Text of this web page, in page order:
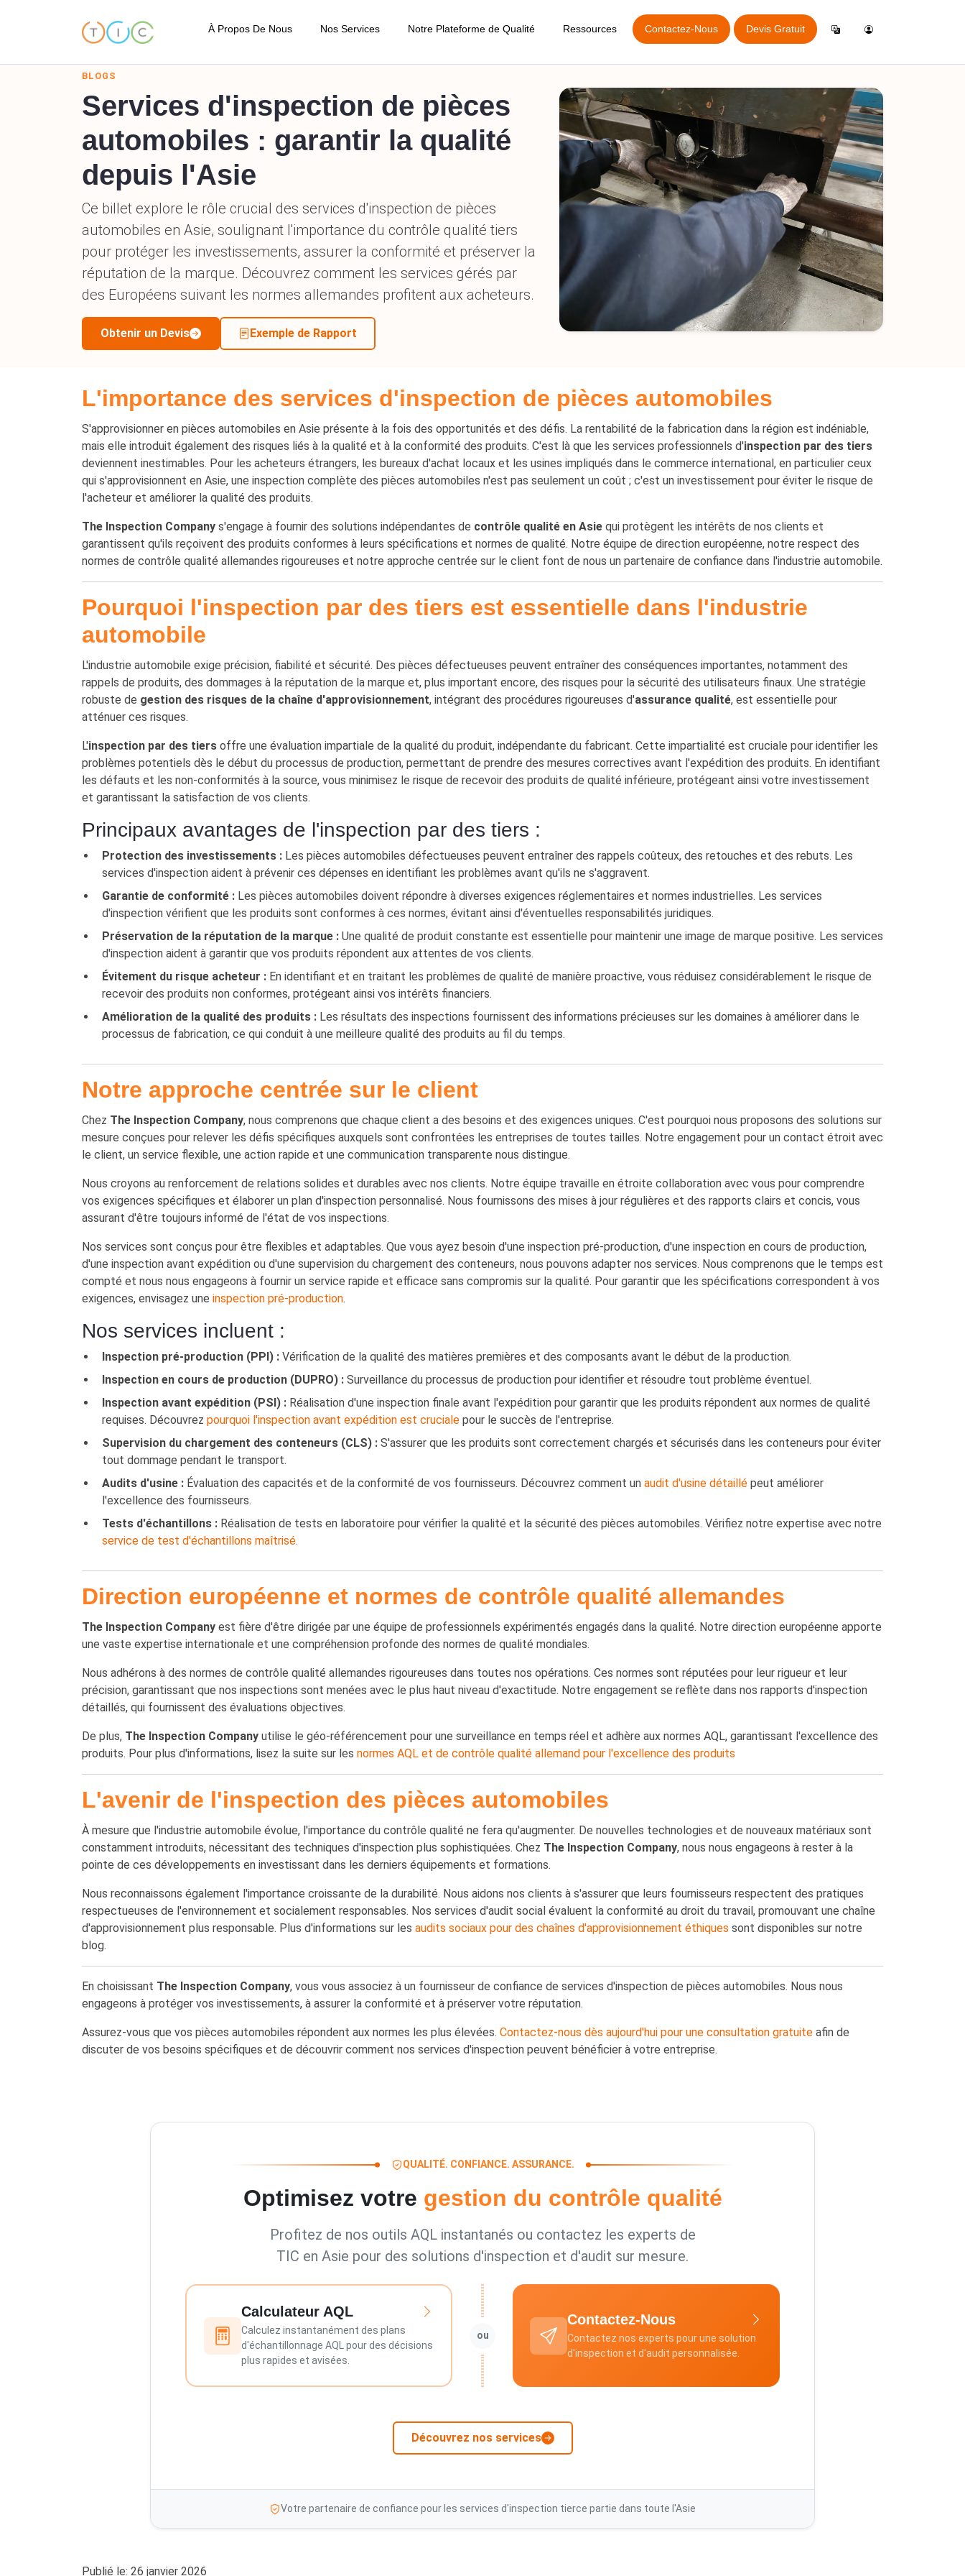
À Propos De Nous
Code de Conduite
Notre Standard de Qualité
Notre Localisation
Termes et Conditions
Nos Services
Inspection Pré-production
Inspection En Cours De Production
Inspection de Chargement de
Service Amazon FBA
Inspection des Dommages Post-
Expédition
Services de Tri et de Retouche de
Audit d'Usine Détaillé
Audit Social
Enquête Fournisseur
Notre Plateforme de Qualité
Gestion des Commandes
Gestion des Fournisseurs
Rapport d'Inspection en Ligne
Approuver / Rejeter l'Expédition
Indicateur Clé de Performance (KPI)
Application Générale d'Inspection
Application de Réservation en Ligne
Ressources
Blogs
Calculateur AQL
Exemple de Rapport
Obtenir un Devis
Guide de réservation en ligne
Carrières
Contactez-Nous Devis Gratuit
English
Español
Italiano
Français
Se Connecter
Créer un Compte